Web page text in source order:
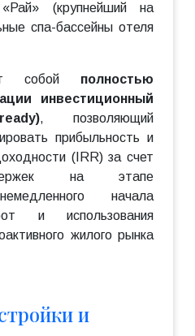
(крупнейший на
спа-бассейны отеля
собой полностью
инвестиционный
, позволяющий
прибыльность и
(IRR) за счет
на этапе
начала
и использования
жилого рынка
и